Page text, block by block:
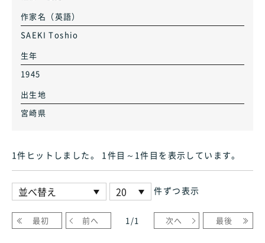
作家名（英語）
SAEKI Toshio
生年
1945
出生地
宮崎県
1件ヒット しました。 1件目～1件目 を表示しています。
件ずつ表示
最初 前へ 1 /1 次へ 最後